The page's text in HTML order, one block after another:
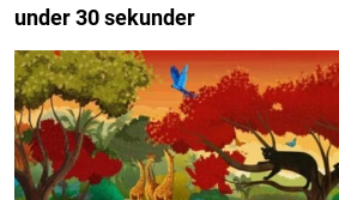
under 30 sekunder